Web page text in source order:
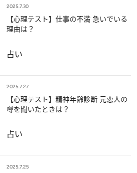
2025.7.30
【心理テスト】仕事の不満 急いでいる
理由は？
占い
2025.7.27
【心理テスト】精神年齢診断 元恋人の
噂を聞いたときは？
占い
2025.7.25